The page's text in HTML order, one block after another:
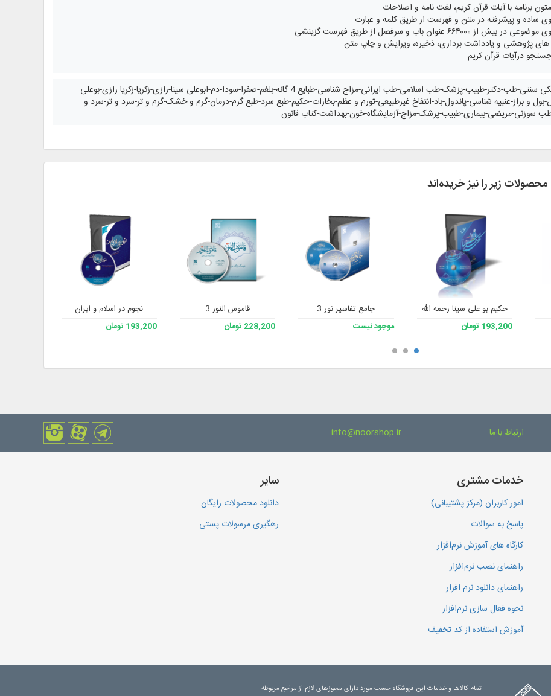
برنامه با آیات قرآن کریم، لغت نامه و اصلاحات
ساده و پیشرفته در متن و فهرست از طریق کلمه و عبارت
از ۶۶۴۰۰۰ عنوان باب و سرفصل از طریق فهرست گزینشی
های پژوهشی و یادداشت برداری، ذخیره، ویرایش و چاپ متن
درآیات قرآن کریم
طب سنتی-پزشکی سنتی-طب-دکتر-طبیب-پزشک-طب اسلامی-طب ایرانی-مزاج شناسی-طبایع 4 گانه-بلغم-صفرا-سودا-دم-ابوعلی سینا-رازی-زکریا-زکریا رازی-بوعلی
بول و براز-عنبیه شناسی-پاندول-باد-انتفاخ غیرطبیعی-تورم و عظم-بخارات-حکیم-طبع سرد-طبع گرم-درمان-گرم و خشک-گرم و تر-سرد و تر-سرد و
مریضی-بیماری-طبیب-پزشک-مزاج-آزمایشگاه-خون-بهداشت-کتاب قانون
محصولات زیر را نیز خریده‌اند
حکیم بو علی سینا رحمه الله
193,200 تومان
جامع تفاسیر نور 3
موجود نیست
قاموس النور 3
228,200 تومان
نجوم در اسلام و ایران
193,200 تومان
ارتباط با ما info@noorshop.ir
خدمات مشتری
امور کاربران (مرکز پشتیبانی)
پاسخ به سوالات
کارگاه های آموزش نرم‌افزار
راهنمای نصب نرم‌افزار
راهنمای دانلود نرم افزار
نحوه فعال سازی نرم‌افزار
آموزش استفاده از کد تخفیف
سایر
دانلود محصولات رایگان
رهگیری مرسولات پستی
تمام کالاها و خدمات این فروشگاه حسب مورد دارای مجوزهای لازم از مراجع مربوطه